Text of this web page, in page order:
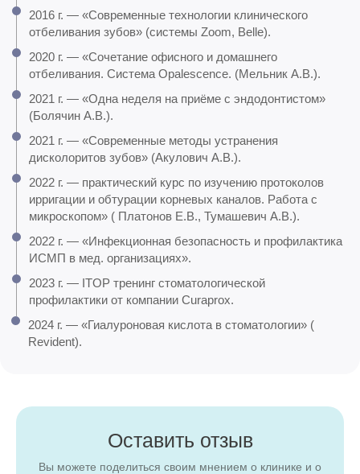
2016 г. — «Современные технологии клинического
отбеливания зубов» (системы Zoom, Belle).
2020 г. — «Сочетание офисного и домашнего
отбеливания. Система Opalescence. (Мельник А.В.).
2021 г. — «Одна неделя на приёме с эндодонтистом»
(Болячин А.В.).
2021 г. — «Современные методы устранения
дисколоритов зубов» (Акулович А.В.).
2022 г. — практический курс по изучению протоколов
ирригации и обтурации корневых каналов. Работа с
микроскопом» ( Платонов Е.В., Тумашевич А.В.).
2022 г. — «Инфекционная безопасность и профилактика
ИСМП в мед. организациях».
2023 г. — ITOP тренинг стоматологической
профилактики от компании Curaprox.
2024 г. — «Гиалуроновая кислота в стоматологии» (
Revident).
Оставить отзыв
Вы можете поделиться своим мнением о клинике и о